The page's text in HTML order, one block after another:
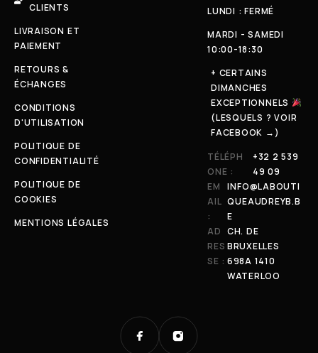
CLIENTS
LIVRAISON ET
PAIEMENT
RETOURS &
ÉCHANGES
CONDITIONS
D'UTILISATION
POLITIQUE DE
CONFIDENTIALITÉ
POLITIQUE DE
COOKIES
MENTIONS LÉGALES
LUNDI : FERMÉ
MARDI - SAMEDI
10:00-18:30
+ CERTAINS
DIMANCHES
EXCEPTIONNELS
(LESQUELS ? VOIR
FACEBOOK →)
TÉLÉPH
ONE :
+32 2 539
49 09
EM
AIL
:
INFO@LABOUTI
QUEAUDREYB.B
E
AD
RES
SE :
CH. DE
BRUXELLES
698A 1410
WATERLOO